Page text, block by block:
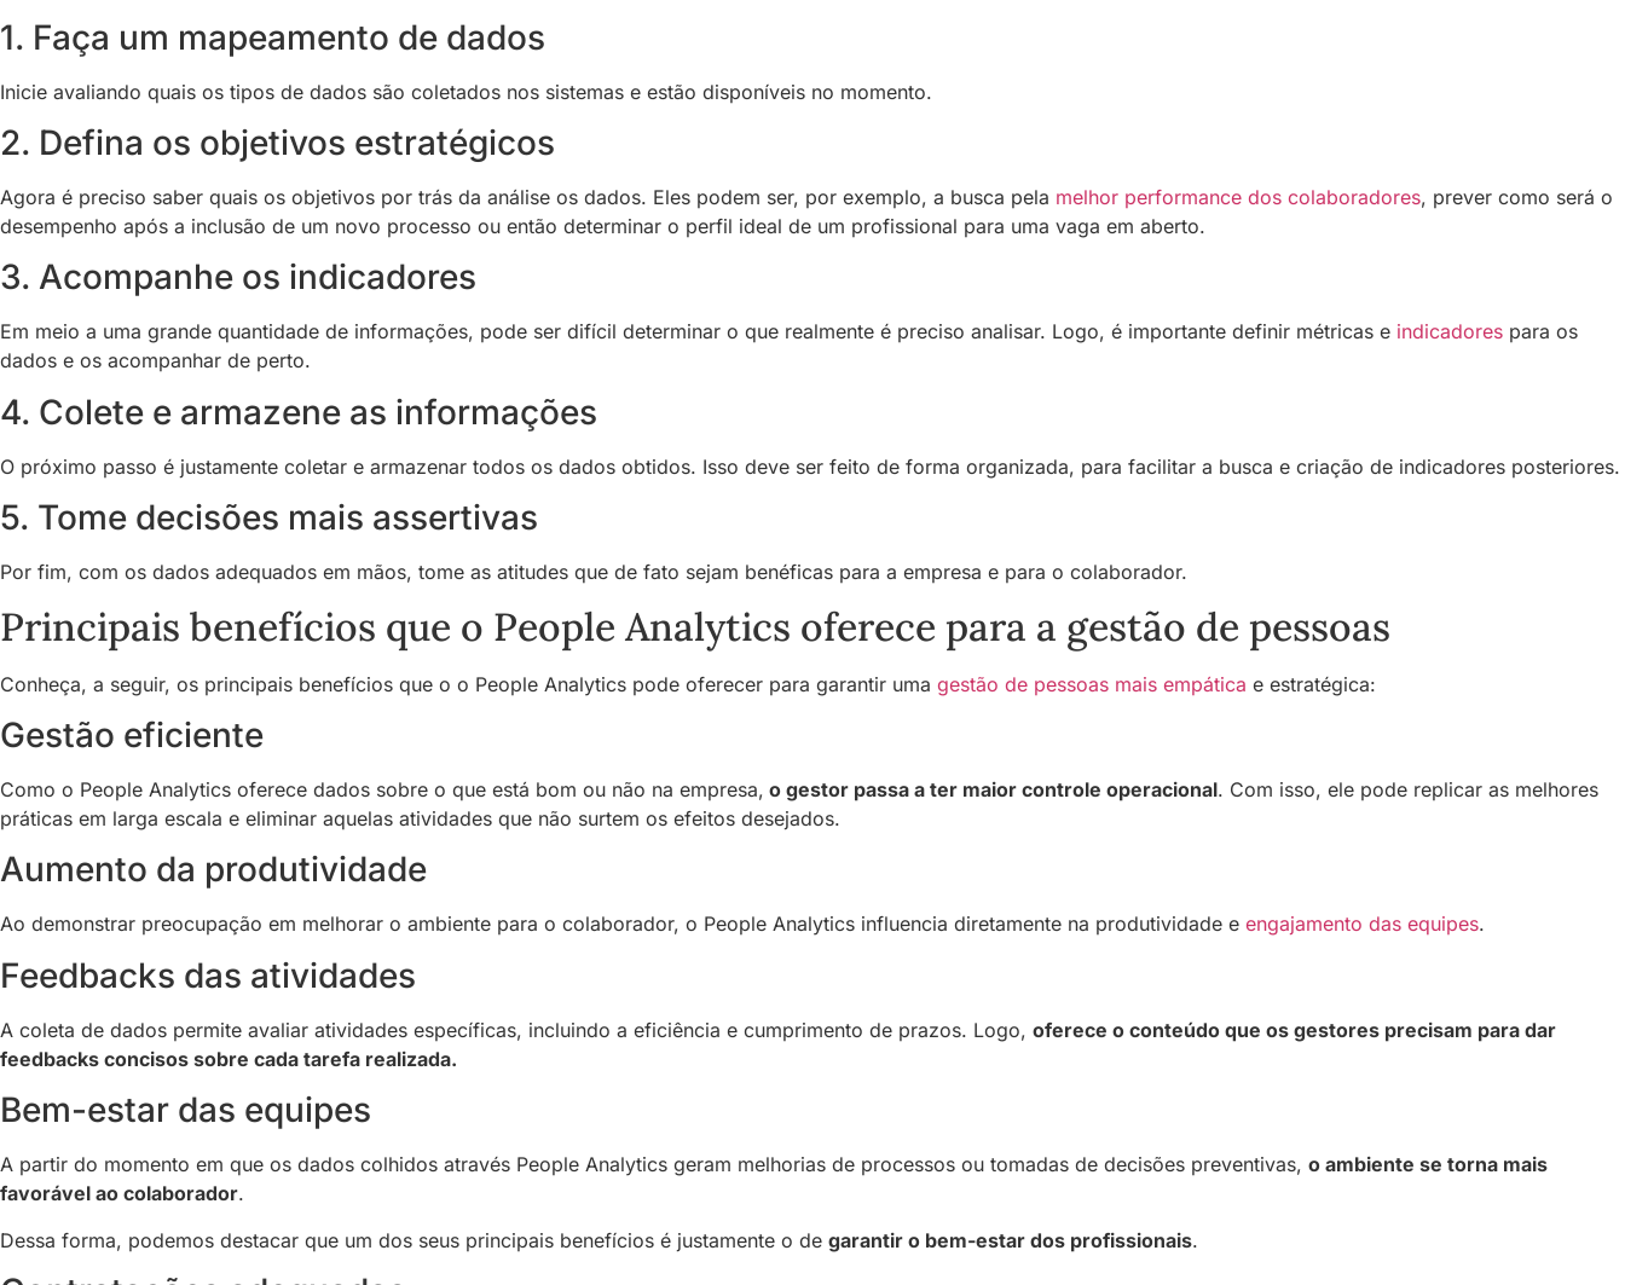
1. Faça um mapeamento de dados
Inicie avaliando quais os tipos de dados são coletados nos sistemas e estão disponíveis no momento.
2. Defina os objetivos estratégicos
Agora é preciso saber quais os objetivos por trás da análise os dados. Eles podem ser, por exemplo, a busca pela melhor performance dos colaboradores, prever como será o
desempenho após a inclusão de um novo processo ou então determinar o perfil ideal de um profissional para uma vaga em aberto.
3. Acompanhe os indicadores
Em meio a uma grande quantidade de informações, pode ser difícil determinar o que realmente é preciso analisar. Logo, é importante definir métricas e indicadores para os
dados e os acompanhar de perto.
4. Colete e armazene as informações
O próximo passo é justamente coletar e armazenar todos os dados obtidos. Isso deve ser feito de forma organizada, para facilitar a busca e criação de indicadores posteriores.
5. Tome decisões mais assertivas
Por fim, com os dados adequados em mãos, tome as atitudes que de fato sejam benéficas para a empresa e para o colaborador.
Principais benefícios que o People Analytics oferece para a gestão de pessoas
Conheça, a seguir, os principais benefícios que o o People Analytics pode oferecer para garantir uma gestão de pessoas mais empática e estratégica:
Gestão eficiente
Como o People Analytics oferece dados sobre o que está bom ou não na empresa, o gestor passa a ter maior controle operacional. Com isso, ele pode replicar as melhores
práticas em larga escala e eliminar aquelas atividades que não surtem os efeitos desejados.
Aumento da produtividade
Ao demonstrar preocupação em melhorar o ambiente para o colaborador, o People Analytics influencia diretamente na produtividade e engajamento das equipes.
Feedbacks das atividades
A coleta de dados permite avaliar atividades específicas, incluindo a eficiência e cumprimento de prazos. Logo, oferece o conteúdo que os gestores precisam para dar
feedbacks concisos sobre cada tarefa realizada.
Bem-estar das equipes
A partir do momento em que os dados colhidos através People Analytics geram melhorias de processos ou tomadas de decisões preventivas, o ambiente se torna mais
favorável ao colaborador.
Dessa forma, podemos destacar que um dos seus principais benefícios é justamente o de garantir o bem-estar dos profissionais.